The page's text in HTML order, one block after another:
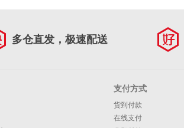
多仓直发，极速配送
支付方式
货到付款
在线支付